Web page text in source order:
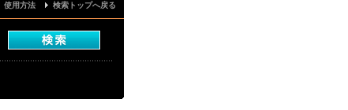
使用方法 検索トップへ戻る